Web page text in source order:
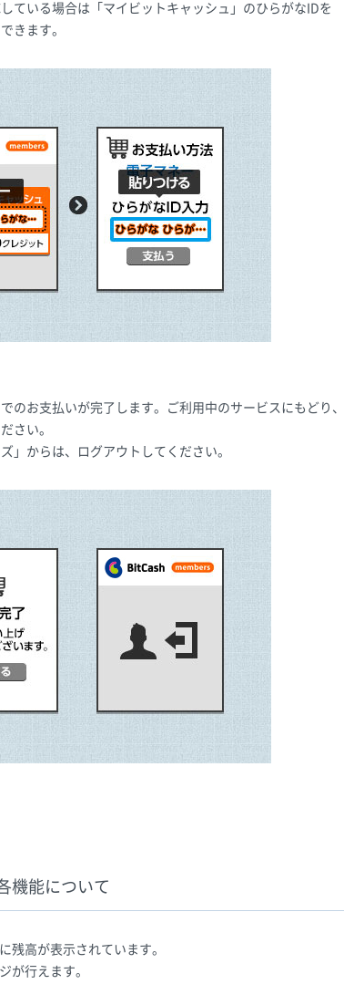
ている場合は「マイビットキャッシュ」のひらがなIDを
きます。
のお支払いが完了します。ご利用中のサービスにもどり、
さい。
」からは、ログアウトしてください。
機能について
残高が表示されています。
が行えます。